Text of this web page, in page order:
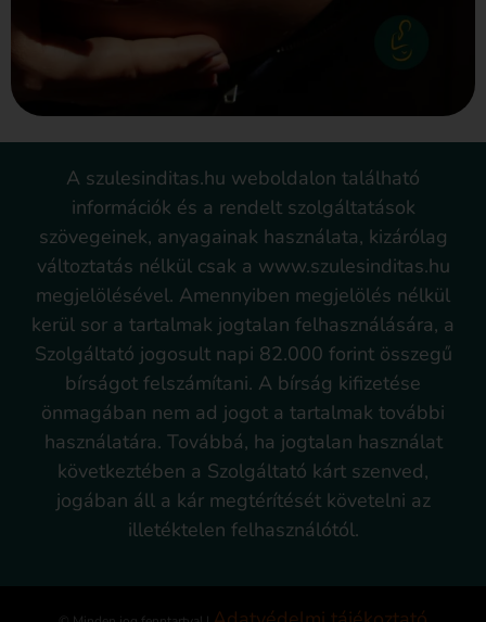
A szulesinditas.hu weboldalon található
információk és a rendelt szolgáltatások
szövegeinek, anyagainak használata, kizárólag
változtatás nélkül csak a www.szulesinditas.hu
megjelölésével. Amennyiben megjelölés nélkül
kerül sor a tartalmak jogtalan felhasználására, a
Szolgáltató jogosult napi 82.000 forint összegű
bírságot felszámítani. A bírság kifizetése
önmagában nem ad jogot a tartalmak további
használatára. Továbbá, ha jogtalan használat
következtében a Szolgáltató kárt szenved,
jogában áll a kár megtérítését követelni az
illetéktelen felhasználótól.